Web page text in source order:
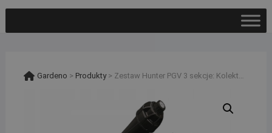
Gardeno > Produkty> Zestaw Hunter PGV 3 sekcje: Kolektor z filtrem i przyłączem kompresora, sterownik Hunter X2 i studzienka, na rurę PE 25